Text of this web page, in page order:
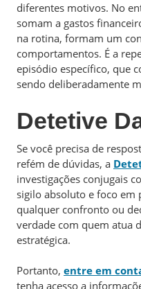
diferentes motivos. No
somam a gastos
na rotina, formam um
comportamentos. É a
episódio específico, que
sendo deliberadamente
Detetive
Se você precisa de
refém de dúvidas, a
investigações conjugais
sigilo absoluto e foco em
qualquer confronto ou
verdade com quem atua
estratégica.
Portanto, entre em
tenha acesso a